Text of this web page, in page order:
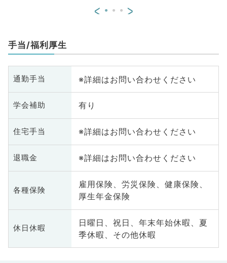
全般、一般外科、消化器外科、乳
< >
手当/福利厚生
通勤手当 ※詳細はお問い合わせください
学会補助 有り
住宅手当 ※詳細はお問い合わせください
退職金 ※詳細はお問い合わせください
各種保険
雇用保険、労災保険、健康保険、
厚生年金保険
休日休暇
日曜日、祝日、年末年始休暇、夏
季休暇、その他休暇